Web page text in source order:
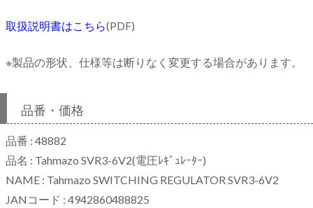
取扱説明書はこちら(PDF)
※製品の形状、仕様等は断りなく変更する場合があります。
品番・価格
品番 : 48882
品名 : Tahmazo SVR3-6V2(電圧ﾚｷﾞｭﾚｰﾀｰ)
NAME : Tahmazo SWITCHING REGULATOR SVR3-6V2
JANコード : 4942860488825